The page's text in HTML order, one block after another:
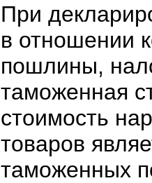
При
в отношении
пошлины,
таможенная
стоимость
товаров
таможенных